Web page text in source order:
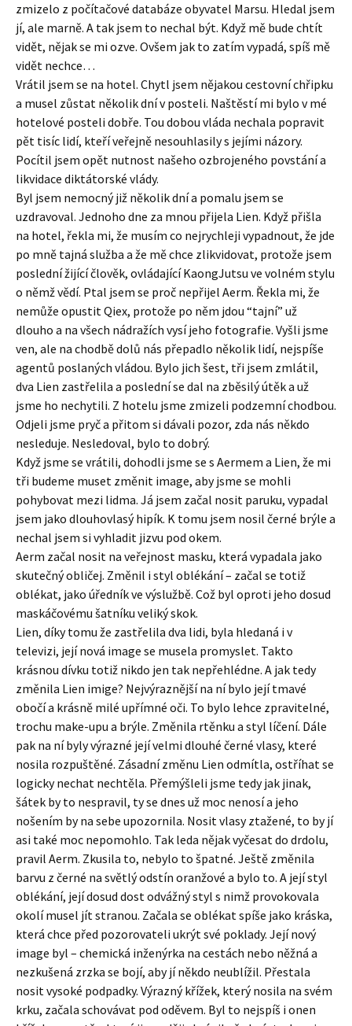
zmizelo z počítačové databáze obyvatel Marsu. Hledal jsem
jí, ale marně. A tak jsem to nechal být. Když mě bude chtít
vidět, nějak se mi ozve. Ovšem jak to zatím vypadá, spíš mě
vidět nechce…
Vrátil jsem se na hotel. Chytl jsem nějakou cestovní chřipku
a musel zůstat několik dní v posteli. Naštěstí mi bylo v mé
hotelové posteli dobře. Tou dobou vláda nechala popravit
pět tisíc lidí, kteří veřejně nesouhlasily s jejími názory.
Pocítil jsem opět nutnost našeho ozbrojeného povstání a
likvidace diktátorské vlády.
Byl jsem nemocný již několik dní a pomalu jsem se
uzdravoval. Jednoho dne za mnou přijela Lien. Když přišla
na hotel, řekla mi, že musím co nejrychleji vypadnout, že jde
po mně tajná služba a že mě chce zlikvidovat, protože jsem
poslední žijící člověk, ovládající KaongJutsu ve volném stylu
o němž vědí. Ptal jsem se proč nepřijel Aerm. Řekla mi, že
nemůže opustit Qiex, protože po něm jdou “tajní” už
dlouho a na všech nádražích vysí jeho fotografie. Vyšli jsme
ven, ale na chodbě dolů nás přepadlo několik lidí, nejspíše
agentů poslaných vládou. Bylo jich šest, tři jsem zmlátil,
dva Lien zastřelila a poslední se dal na zběsilý útěk a už
jsme ho nechytili. Z hotelu jsme zmizeli podzemní chodbou.
Odjeli jsme pryč a přitom si dávali pozor, zda nás někdo
nesleduje. Nesledoval, bylo to dobrý.
Když jsme se vrátili, dohodli jsme se s Aermem a Lien, že mi
tři budeme muset změnit image, aby jsme se mohli
pohybovat mezi lidma. Já jsem začal nosit paruku, vypadal
jsem jako dlouhovlasý hipík. K tomu jsem nosil černé brýle a
nechal jsem si vyhladit jizvu pod okem.
Aerm začal nosit na veřejnost masku, která vypadala jako
skutečný obličej. Změnil i styl oblékání – začal se totiž
oblékat, jako úředník ve výslužbě. Což byl oproti jeho dosud
maskáčovému šatníku veliký skok.
Lien, díky tomu že zastřelila dva lidi, byla hledaná i v
televizi, její nová image se musela promyslet. Takto
krásnou dívku totiž nikdo jen tak nepřehlédne. A jak tedy
změnila Lien imige? Nejvýraznější na ní bylo její tmavé
obočí a krásně milé upřímné oči. To bylo lehce zpravitelné,
trochu make-upu a brýle. Změnila rtěnku a styl líčení. Dále
pak na ní byly výrazné její velmi dlouhé černé vlasy, které
nosila rozpuštěné. Zásadní změnu Lien odmítla, ostříhat se
logicky nechat nechtěla. Přemýšleli jsme tedy jak jinak,
šátek by to nespravil, ty se dnes už moc nenosí a jeho
nošením by na sebe upozornila. Nosit vlasy ztažené, to by jí
asi také moc nepomohlo. Tak leda nějak vyčesat do drdolu,
pravil Aerm. Zkusila to, nebylo to špatné. Ještě změnila
barvu z černé na světlý odstín oranžové a bylo to. A její styl
oblékání, její dosud dost odvážný styl s nimž provokovala
okolí musel jít stranou. Začala se oblékat spíše jako kráska,
která chce před pozorovateli ukrýt své poklady. Její nový
image byl – chemická inženýrka na cestách nebo něžná a
nezkušená zrzka se bojí, aby jí někdo neublížil. Přestala
nosit vysoké podpadky. Výrazný křížek, který nosila na svém
krku, začala schovávat pod oděvem. Byl to nejspíš i onen